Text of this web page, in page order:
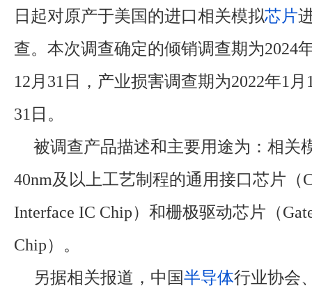
日起对原产于美国的进口相关模拟芯片
查。本次调查确定的倾销调查期为2024
12月31日，产业损害调查期为2022年1月
31日。
被调查产品描述和主要用途为：相关
40nm及以上工艺制程的通用接口芯片（
Interface IC Chip）和栅极驱动芯片（
Chip）。
另据相关报道，中国半导体行业协会